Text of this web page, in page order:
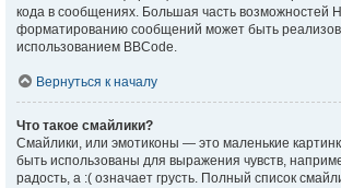
кода в сообщениях. Большая часть возможностей
форматированию сообщений может быть
использованием BBCode.
Вернуться к началу
Что такое смайлики?
Смайлики, или эмотиконы — это маленькие
быть использованы для выражения чувств,
радость, а :( означает грусть. Полный список